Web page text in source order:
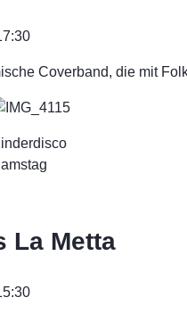
Coverband, die mit
La Metta